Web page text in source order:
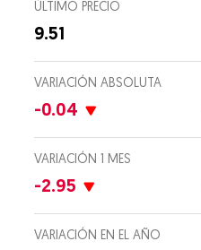
ÚLTIMO PRECIO
9.51
VARIACIÓN ABSOLUTA
-0.04
VARIACIÓN 1 MES
-2.95
VARIACIÓN EN EL AÑO